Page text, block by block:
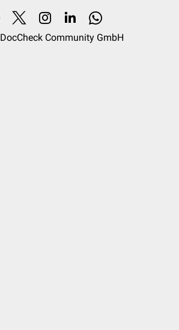
DocCheck Community GmbH